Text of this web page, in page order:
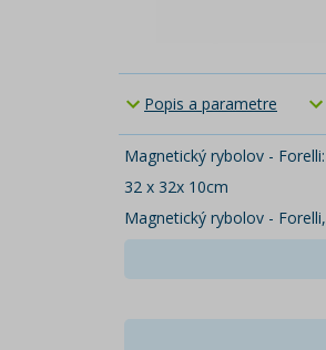
Popis a parametre
Magnetický rybolov - Forelli:
32 x 32x 10cm
Magnetický rybolov - Forelli,